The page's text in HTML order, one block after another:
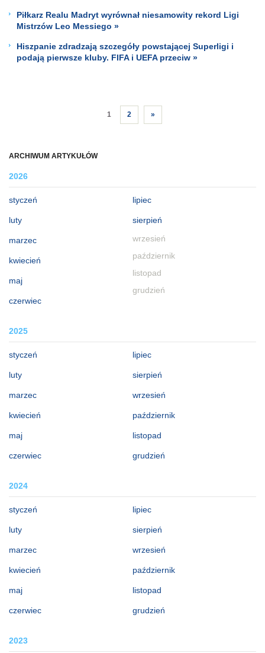
ARCHIWUM ARTYKUŁÓW
2026
styczeń
luty
marzec
kwiecień
maj
czerwiec
lipiec
sierpień
wrzesień
październik
listopad
grudzień
2025
styczeń
luty
marzec
kwiecień
maj
czerwiec
lipiec
sierpień
wrzesień
październik
listopad
grudzień
2024
styczeń
luty
marzec
kwiecień
maj
czerwiec
lipiec
sierpień
wrzesień
październik
listopad
grudzień
2023
Piłkarz Realu Madryt wyrównał niesamowity rekord Ligi
Mistrzów Leo Messiego »
Hiszpanie zdradzają szczegóły powstającej Superligi i
podają pierwsze kluby. FIFA i UEFA przeciw »
1 2 »